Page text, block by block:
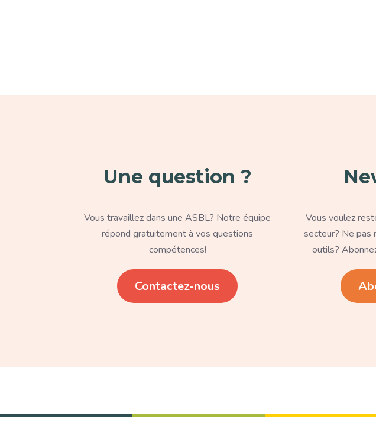
Une question ?
Vous travaillez dans une ASBL? Notre équipe
répond gratuitement à vos questions
compétences!
Contactez-nous
Vous voulez
secteur? Ne pas
outils?